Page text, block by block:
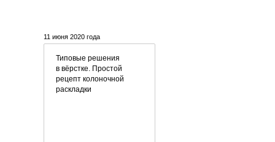
11 июня 2020 года
Типовые решения
в вёрстке. Простой
рецепт колоночной
раскладки